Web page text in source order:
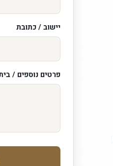
יישוב / כתובת
פרטים נוספים /